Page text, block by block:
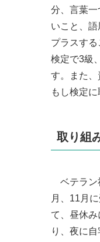
分、言葉
いこと、
プラスす
検定で3級
す。また
もし検定
取り組
ベテラン
月、11月
て、昼休
り、夜に